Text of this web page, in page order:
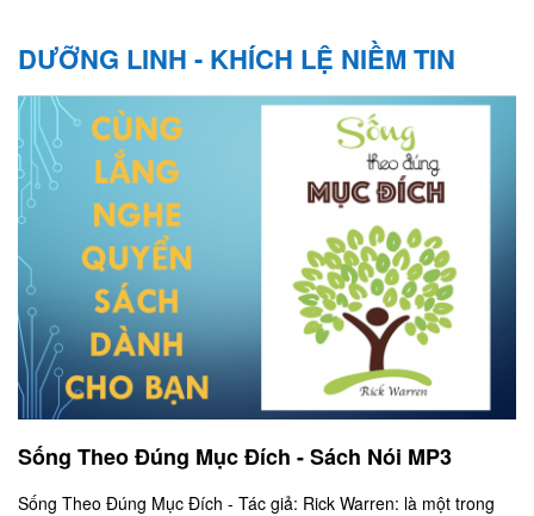
DƯỠNG LINH - KHÍCH LỆ NIỀM TIN
Sống Theo Đúng Mục Đích - Sách Nói MP3
Sống Theo Đúng Mục Đích - Tác giả: Rick Warren: là một trong